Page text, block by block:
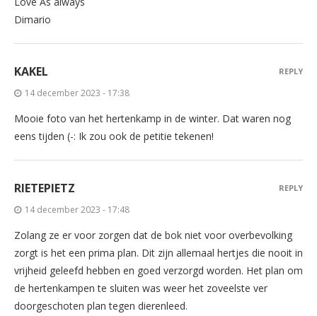
Dimario
KAKEL
14 december 2023 - 17:38
Mooie foto van het hertenkamp in de winter. Dat waren nog
eens tijden (-: Ik zou ook de petitie tekenen!
REPLY
RIETEPIETZ
14 december 2023 - 17:48
Zolang ze er voor zorgen dat de bok niet voor overbevolking
zorgt is het een prima plan. Dit zijn allemaal hertjes die nooit in
vrijheid geleefd hebben en goed verzorgd worden. Het plan om
de hertenkampen te sluiten was weer het zoveelste ver
doorgeschoten plan tegen dierenleed.
REPLY